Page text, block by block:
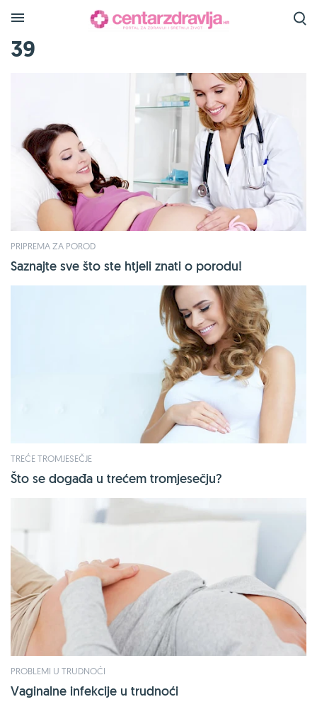
39
PRIPREMA ZA POROD
Saznajte sve što ste htjeli znati o porodu!
TREĆE TROMJESEČJE
Što se događa u trećem tromjesečju?
PROBLEMI U TRUDNOĆI
Vaginalne infekcije u trudnoći